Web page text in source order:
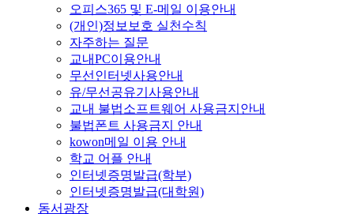
오피스365 및 E-메일 이용안내
(개인)정보보호 실천수칙
자주하는 질문
교내PC이용안내
무선인터넷사용안내
유/무선공유기사용안내
교내 불법소프트웨어 사용금지안내
불법폰트 사용금지 안내
kowon메일 이용 안내
학교 어플 안내
인터넷증명발급(학부)
인터넷증명발급(대학원)
동서광장